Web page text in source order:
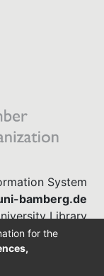
System
bamberg.de
Library
863-1568
for the